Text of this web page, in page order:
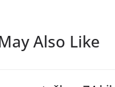
Also Like